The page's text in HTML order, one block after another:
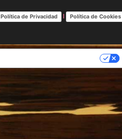
Política de Privacidad | Política de Cookies